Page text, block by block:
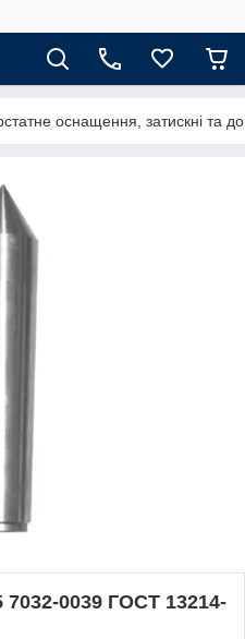
оснащення, затискні та
0039 ГОСТ 13214-